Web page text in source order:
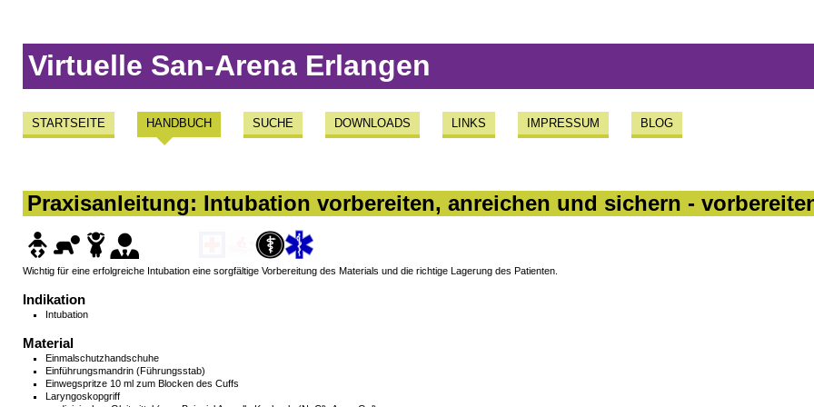
Virtuelle San-Arena Erlangen
STARTSEITE HANDBUCH SUCHE DOWNLOADS LINKS IMPRESSUM BLOG
Praxisanleitung: Intubation vorbereiten, anreichen und sichern -
Wichtig für eine erfolgreiche Intubation eine sorgfältige Vorbereitung des Materials und die richtige Lagerung des Patienten.
Indikation
Intubation
Material
Einmalschutzhandschuhe
Einführungsmandrin (Führungsstab)
Einwegspritze 10 ml zum Blocken des Cuffs
Laryngoskopgriff